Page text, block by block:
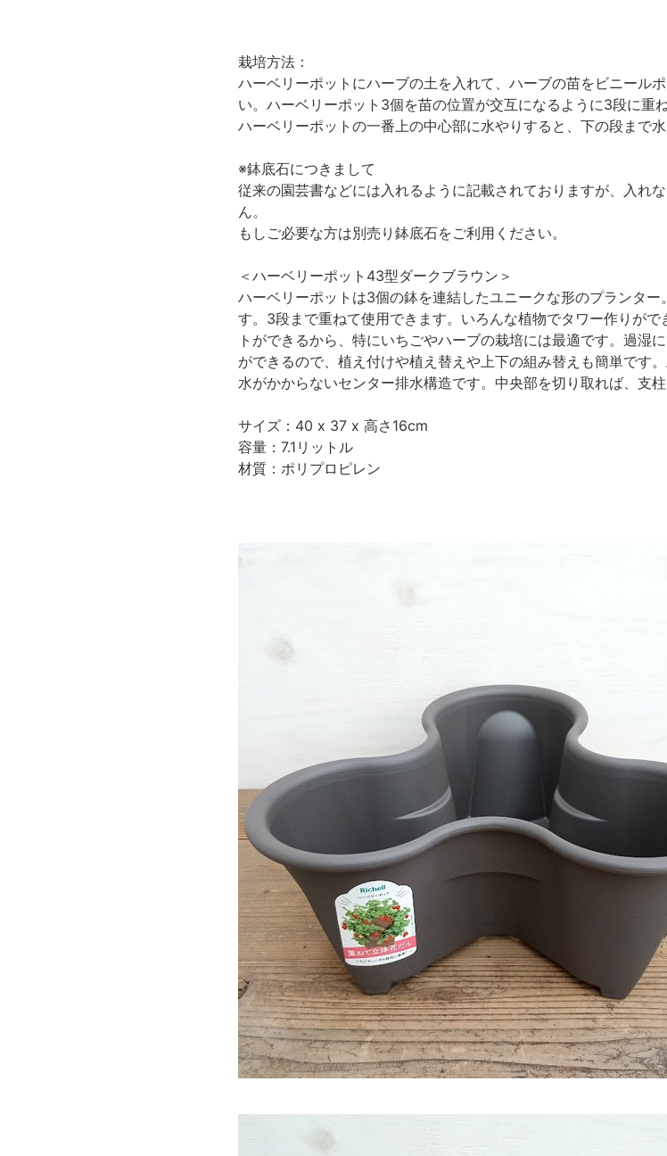
栽培方法：
ハーベリーポットにハーブの土を入れて、ハーブの苗をビニール
い。ハーベリーポット3個を苗の位置が交互になるように3段に重
ハーベリーポットの一番上の中心部に水やりすると、下の段まで
※鉢底石につきまして
従来の園芸書などには入れるように記載されておりますが、入れ
ん。
もしご必要な方は別売り鉢底石をご利用ください。
＜ハーベリーポット43型ダークブラウン＞
ハーベリーポットは3個の鉢を連結したユニークな形のプランタ
す。3段まで重ねて使用できます。いろんな植物でタワー作りが
トができるから、特にいちごやハーブの栽培には最適です。過
ができるので、植え付けや植え替えや上下の組み替えも簡単です
水がかからないセンター排水構造です。中央部を切り取れば、支
サイズ：40 x 37 x 高さ16cm
容量：7.1リットル
材質：ポリプロピレン